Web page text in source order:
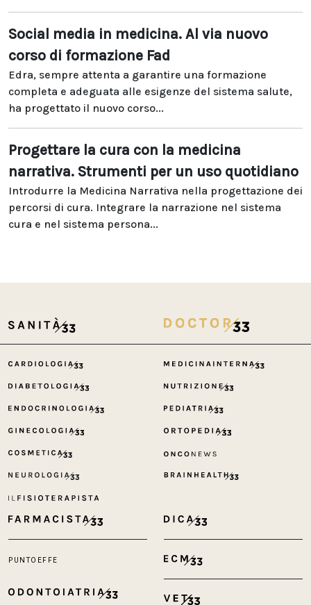
Social media in medicina. Al via nuovo
corso di formazione Fad
Edra, sempre attenta a garantire una formazione
completa e adeguata alle esigenze del sistema salute,
ha progettato il nuovo corso...
Progettare la cura con la medicina
narrativa. Strumenti per un uso quotidiano
Introdurre la Medicina Narrativa nella progettazione dei
percorsi di cura. Integrare la narrazione nel sistema
cura e nel sistema persona...